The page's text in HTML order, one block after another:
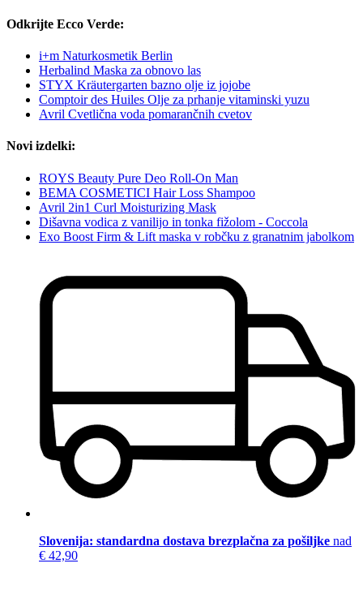
Odkrijte Ecco Verde:
i+m Naturkosmetik Berlin
Herbalind Maska za obnovo las
STYX Kräutergarten bazno olje iz jojobe
Comptoir des Huiles Olje za prhanje vitaminski yuzu
Avril Cvetlična voda pomarančnih cvetov
Novi izdelki:
ROYS Beauty Pure Deo Roll-On Man
BEMA COSMETICI Hair Loss Shampoo
Avril 2in1 Curl Moisturizing Mask
Dišavna vodica z vanilijo in tonka fižolom - Coccola
Exo Boost Firm & Lift maska v robčku z granatnim jabolkom
Slovenija: standardna dostava brezplačna za pošiljke nad
€ 42,90